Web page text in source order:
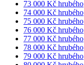
73 000 Kč hrubého
74 000 Kč hrubého
75 000 Kč hrubého
76 000 Kč hrubého
77 000 Kč hrubého
78 000 Kč hrubého
79 000 Kč hrubého